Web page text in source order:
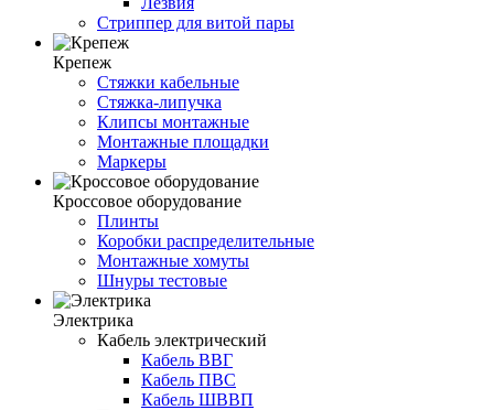
Стриппер для витой пары
Крепеж
Стяжки кабельные
Стяжка-липучка
Клипсы монтажные
Монтажные площадки
Маркеры
Кроссовое оборудование
Плинты
Коробки распределительные
Монтажные хомуты
Шнуры тестовые
Электрика
Кабель электрический
Кабель ВВГ
Кабель ПВС
Кабель ШВВП